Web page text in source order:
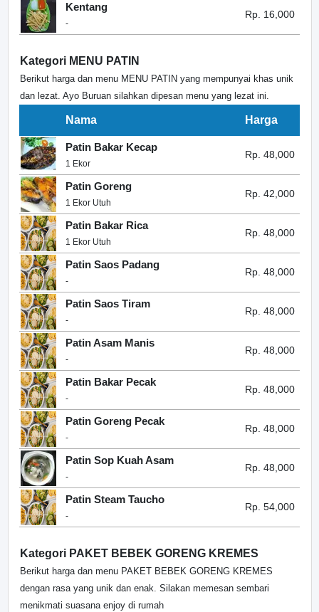
Kentang
-
Rp. 16,000
Kategori MENU PATIN
Berikut harga dan menu MENU PATIN yang mempunyai khas unik
dan lezat. Ayo Buruan silahkan dipesan menu yang lezat ini.
Nama Harga
Patin Bakar Kecap
1 Ekor
Rp. 48,000
Patin Goreng
1 Ekor Utuh
Rp. 42,000
Patin Bakar Rica
1 Ekor Utuh
Rp. 48,000
Patin Saos Padang
-
Rp. 48,000
Patin Saos Tiram
-
Rp. 48,000
Patin Asam Manis
-
Rp. 48,000
Patin Bakar Pecak
-
Rp. 48,000
Patin Goreng Pecak
-
Rp. 48,000
Patin Sop Kuah Asam
-
Rp. 48,000
Patin Steam Taucho
-
Rp. 54,000
Kategori PAKET BEBEK GORENG KREMES
Berikut harga dan menu PAKET BEBEK GORENG KREMES
dengan rasa yang unik dan enak. Silakan memesan sembari
menikmati suasana enjoy di rumah